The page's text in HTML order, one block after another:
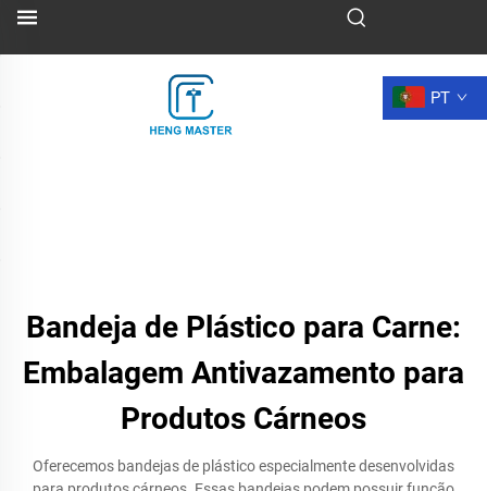
PT
Bandeja de Plástico para Carne:
Embalagem Antivazamento para
Produtos Cárneos
Oferecemos bandejas de plástico especialmente desenvolvidas